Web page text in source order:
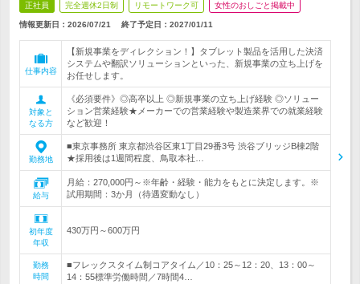
正社員 完全週休2日制 リモートワーク可 女性のおしごと掲載中
情報更新日：2026/07/21 終了予定日： 2027/01/11
仕事内容
【新規事業をディレクション！】タブレット製品を活用した決済
システムや翻訳ソリューションといった、新規事業の立ち上げを
お任せします。
対象と
なる方
《必須要件》◎高卒以上 ◎新規事業の立ち上げ経験 ◎ソリュー
ション営業経験★メーカーでの営業経験や製造業界での就業経験
など歓迎！
勤務地
■東京事務所 東京都渋谷区東1丁目29番3号 渋谷ブリッジB棟2階
★採用後は1週間程度、鳥取本社…
給与
月給：270,000円～※年齢・経験・能力をもとに決定します。※
試用期間：3か月（待遇変動なし）
初年度
年収
430万円～600万円
勤務
時間
■フレックスタイム制コアタイム／10：25～12：20、13：00～
14：55標準労働時間／7時間4…